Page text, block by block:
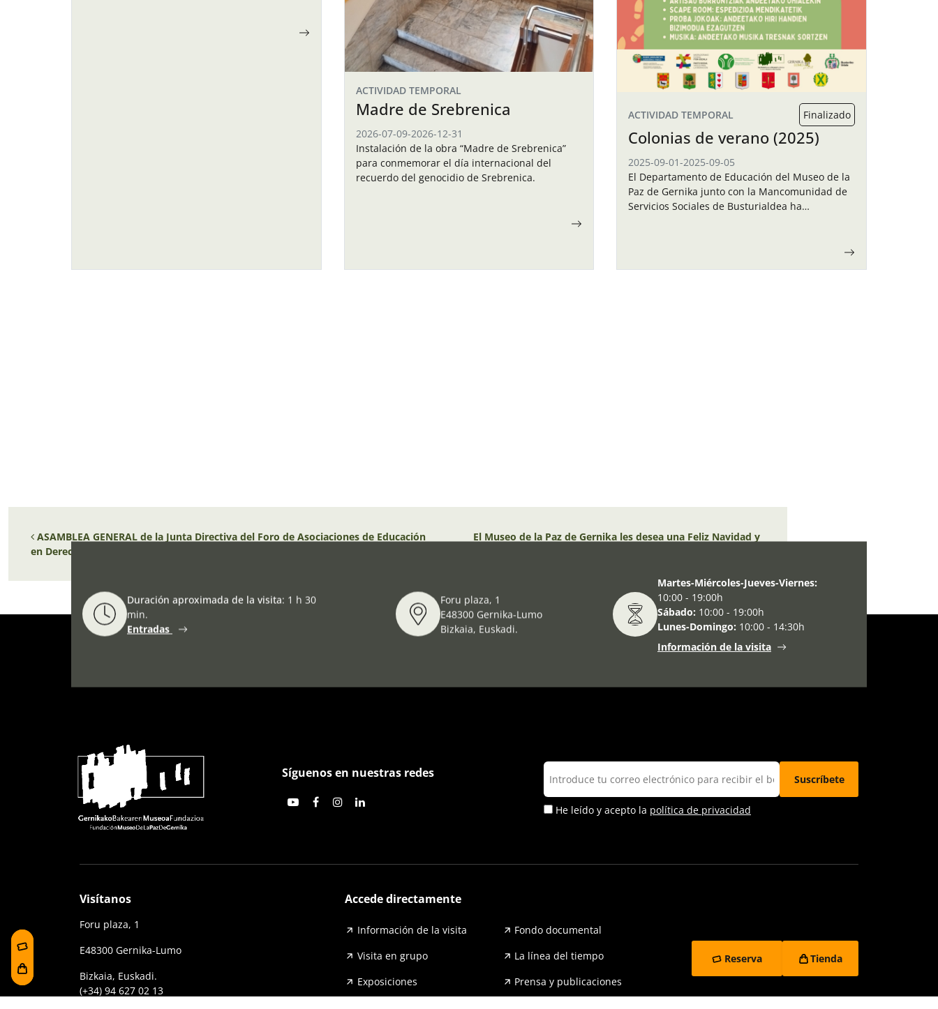
ACTIVIDAD TEMPORAL
Madre de Srebrenica
2026-07-09-2026-12-31
Instalación de la obra “Madre de Srebrenica”
para conmemorar el día internacional del
recuerdo del genocidio de Srebrenica.
ACTIVIDAD TEMPORAL Finalizado
Colonias de verano (2025)
2025-09-01-2025-09-05
El Departamento de Educación del Museo de la
Paz de Gernika junto con la Mancomunidad de
Servicios Sociales de Busturialdea ha
Navegación de entradas
ASAMBLEA GENERAL de la Junta Directiva del Foro de Asociaciones de Educación
en Derechos Humanos y por la Paz
El Museo de la Paz de Gernika les desea una Feliz Navidad y
Duración aproximada de la visita: 1 h 30
min.
Entradas
Foru plaza, 1
E48300 Gernika-Lumo
Bizkaia, Euskadi.
Martes-Miércoles-Jueves-Viernes:
10:00 - 19:00h
Sábado: 10:00 - 19:00h
Lunes-Domingo: 10:00 - 14:30h
Información de la visita
Síguenos en nuestras redes
He leído y acepto la política de privacidad
Visítanos
Foru plaza, 1
E48300 Gernika-Lumo
Bizkaia, Euskadi.
(+34) 94 627 02 13
Accede directamente
Información de la visita
Fondo documental
Visita en grupo
La línea del tiempo
Exposiciones
Prensa y publicaciones
Reserva Tienda